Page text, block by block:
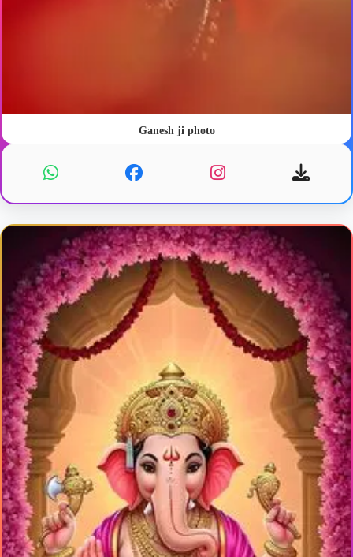
Ganesh ji photo